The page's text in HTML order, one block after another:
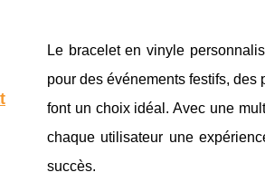
Le bracelet en vinyle
pour des événements festifs,
font un choix idéal. Avec une
chaque utilisateur une
succès.